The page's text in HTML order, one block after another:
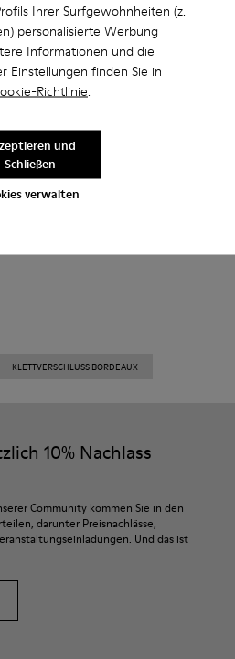
Ihrer Surfgewohnheiten (z.
personalisierte Werbung
Informationen und die
Einstellungen finden Sie in
Richtlinie.
verwalten
und
Schließen
Sneaker
KLETTVERSCHLUSS BORDEAUX
10% Nachlass
Community kommen Sie in den
darunter Preisnachlässe,
Und das ist